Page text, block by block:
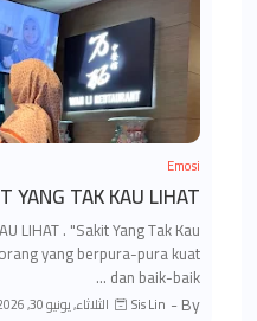
Emosi
YANG TAK KAU LIHAT
LIHAT . "Sakit Yang Tak Kau
yang berpura-pura kuat
dan baik-baik …
By -
Sis Lin الثلاثاء, يونيو 30, 2026